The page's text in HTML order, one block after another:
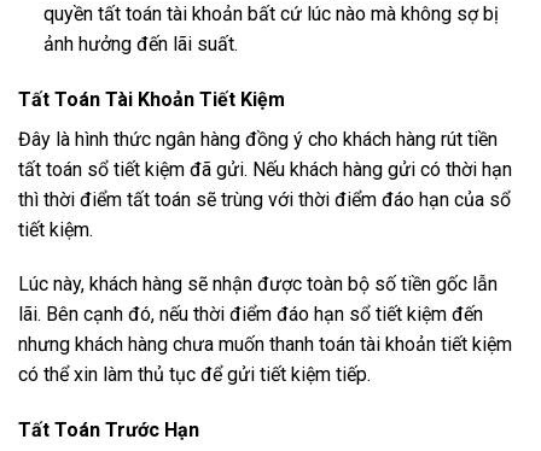
quyền tất toán tài khoản bất cứ lúc nào mà không sợ bị
ảnh hưởng đến lãi suất.
Tất Toán Tài Khoản Tiết Kiệm
Đây là hình thức ngân hàng đồng ý cho khách hàng rút tiền
tất toán sổ tiết kiệm đã gửi. Nếu khách hàng gửi có thời hạn
thì thời điểm tất toán sẽ trùng với thời điểm đáo hạn của sổ
tiết kiệm.
Lúc này, khách hàng sẽ nhận được toàn bộ số tiền gốc lẫn
lãi. Bên cạnh đó, nếu thời điểm đáo hạn sổ tiết kiệm đến
nhưng khách hàng chưa muốn thanh toán tài khoản tiết kiệm
có thể xin làm thủ tục để gửi tiết kiệm tiếp.
Tất Toán Trước Hạn